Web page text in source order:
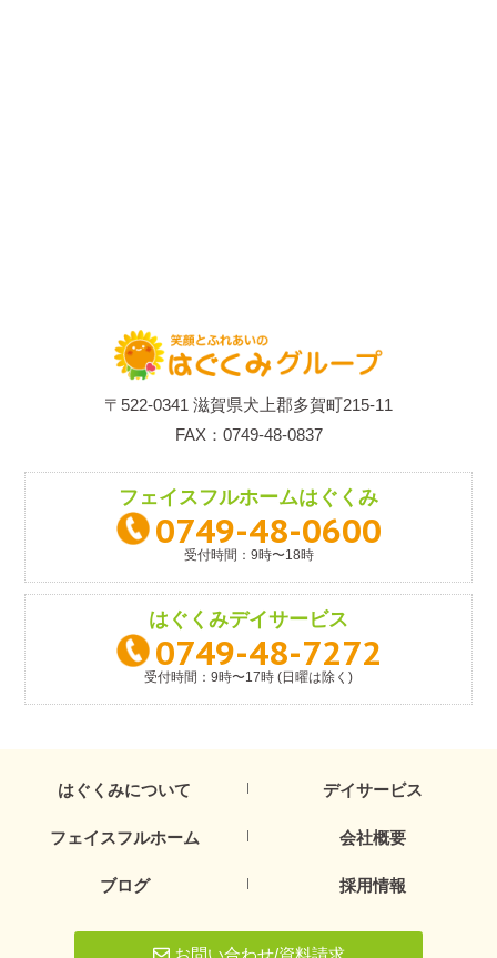
〒522-0341 滋賀県犬上郡多賀町215-11
FAX：0749-48-0837
フェイスフルホームはぐくみ
0749-48-0600
受付時間：9時〜18時
はぐくみデイサービス
0749-48-7272
受付時間：9時〜17時 (日曜は除く)
はぐくみについて デイサービス
フェイスフルホーム 会社概要
ブログ 採用情報